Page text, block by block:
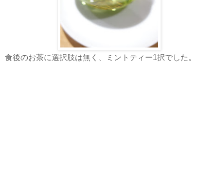
食後のお茶に選択肢は無く、ミントティー1択でした。